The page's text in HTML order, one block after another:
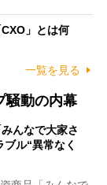
」とは何
一覧を見る
騒動の内幕
んなで大家さ
ル“異常なく